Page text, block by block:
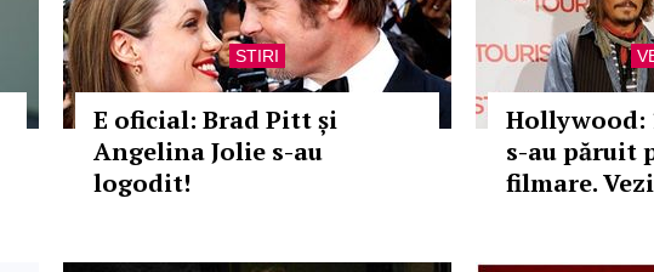
STIRI
E oficial: Brad Pitt și
Angelina Jolie s-au
logodit!
Hollywood:
s-au păruit
filmare.